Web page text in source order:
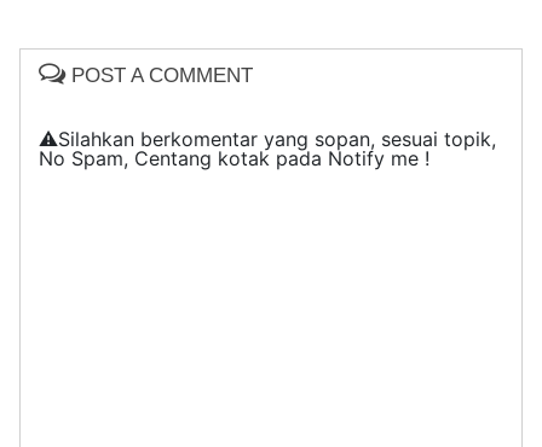
POST A COMMENT
⚠️Silahkan berkomentar yang sopan, sesuai topik,
No Spam, Centang kotak pada Notify me !